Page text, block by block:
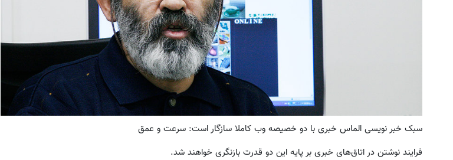
سبک خبر نویسی الماس خبری با دو خصیصه وب کاملا سازگار است: سرعت و عمق
فرایند نوشتن در اتاق‌های خبری بر پایه این دو قدرت بازنگری خواهند شد.
دقیق با کنترل سرعت اتوماتیک 🎯
به بزرگترین جشنواره ایمپلنت تهران سر بزنید
! | فقط ۲۵ میلیون !
رزرورایگان نوبت